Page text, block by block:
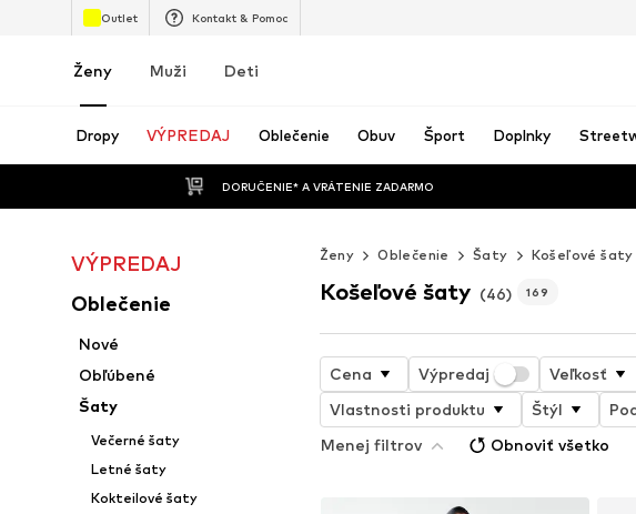
Outlet Kontakt & Pomoc
Ženy Muži Deti
Dropy VÝPREDAJ Oblečenie Obuv Šport Doplnky
DORUČENIE* A VRÁTENIE ZADARMO
VÝPREDAJ
Oblečenie
Nové
Obľúbené
Šaty
Večerné šaty
Letné šaty
Kokteilové šaty
Ženy Oblečenie Šaty Košeľové šaty
Košeľové šaty (46) 169
Cena Výpredaj Veľkosť
Vlastnosti produktu
Štýl
Menej filtrov
Obnoviť všetko